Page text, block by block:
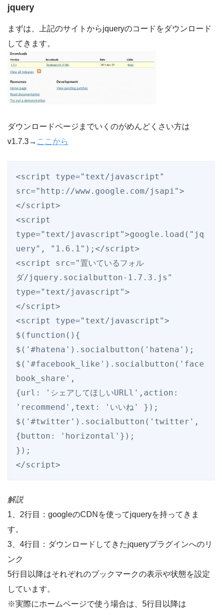
jquery
まずは、上記のサイトからjqueryのコードをダウンロード
してきます。
ダウンロードページまでいくのがめんどくさい方は
v1.7.3→ ここから
<script type="text/javascript"
src="http://www.google.com/jsapi">
</script>
<script
type="text/javascript">google.load("jq
uery", "1.6.1");</script>
<script src="置いているフォル
ダ/jquery.socialbutton-1.7.3.js"
type="text/javascript">
</script>
<script type="text/javascript">
$(function(){
$('#hatena').socialbutton('hatena');
$('#facebook_like').socialbutton('face
book_share',
{url: 'シェアしてほしいURLl',action:
'recommend',text: 'いいね' });
$('#twitter').socialbutton('twitter',
{button: 'horizontal'});
});
解説
1、2行目：googleのCDNを使ってjqueryを持ってきま
す。
3、4行目：ダウンロードしてきたjqueryプラグインへのリ
ンク
5行目以降はそれぞれのブックマークの表示や状態を設定
しています。
※実際にホームページで使う場合は、5行目以降は